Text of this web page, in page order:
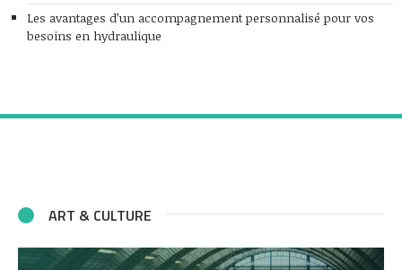
Les avantages d’un accompagnement personnalisé pour vos
besoins en hydraulique
ART & CULTURE